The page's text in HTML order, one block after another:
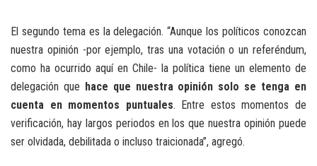
El segundo tema es la delegación. “Aunque los políticos conozcan
nuestra opinión -por ejemplo, tras una votación o un referéndum,
como ha ocurrido aquí en Chile- la política tiene un elemento de
delegación que hace que nuestra opinión solo se tenga en
cuenta en momentos puntuales. Entre estos momentos de
verificación, hay largos periodos en los que nuestra opinión puede
ser olvidada, debilitada o incluso traicionada”, agregó.